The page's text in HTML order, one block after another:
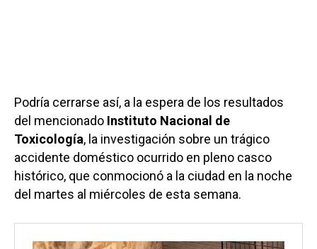
Podría cerrarse así, a la espera de los resultados
del mencionado Instituto Nacional de
Toxicología, la investigación sobre un trágico
accidente doméstico ocurrido en pleno casco
histórico, que conmocionó a la ciudad en la noche
del martes al miércoles de esta semana.